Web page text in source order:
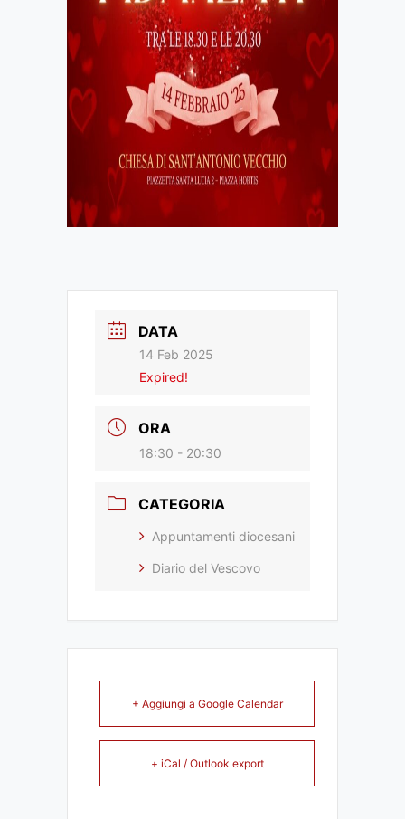
DATA
14 Feb 2025
Expired!
ORA
18:30 - 20:30
CATEGORIA
Appuntamenti diocesani
Diario del Vescovo
+ Aggiungi a Google Calendar
+ iCal / Outlook export